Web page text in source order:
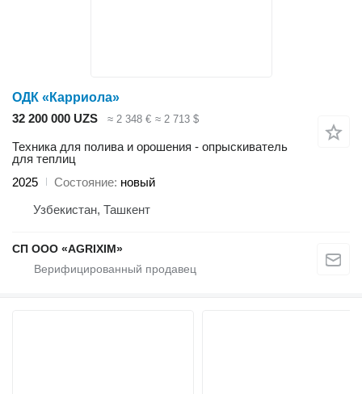
ОДК «Карриола»
32 200 000 UZS
≈ 2 348 € ≈ 2 713 $
Техника для полива и орошения - опрыскиватель
для теплиц
2025
Состояние новый
Узбекистан, Ташкент
CП ООО «AGRIXIM»